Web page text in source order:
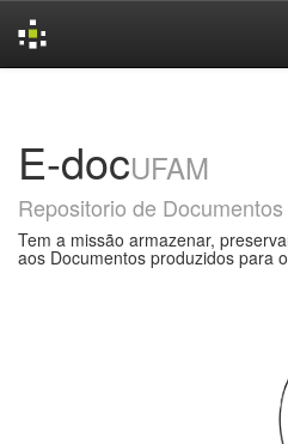
E-docUFAM
Repositorio de
Tem a missão armazenar,
aos Documentos produzidos para